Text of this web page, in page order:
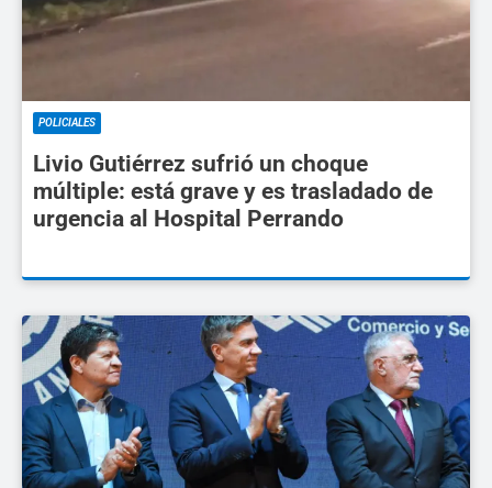
POLICIALES
Livio Gutiérrez sufrió un choque
múltiple: está grave y es trasladado de
urgencia al Hospital Perrando